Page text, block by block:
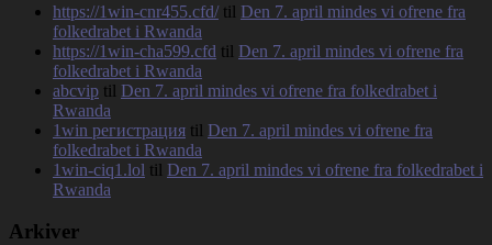
https://1win-cnr455.cfd/til Den 7. april mindes vi ofrene fra
folkedrabet i Rwanda
https://1win-cha599.cfd til Den 7. april mindes vi ofrene fra
folkedrabet i Rwanda
abcvip til Den 7. april mindes vi ofrene fra folkedrabet i
Rwanda
1win регистрация til Den 7. april mindes vi ofrene fra
folkedrabet i Rwanda
1win-ciq1.lol til Den 7. april mindes vi ofrene fra folkedrabet i
Rwanda
Arkiver